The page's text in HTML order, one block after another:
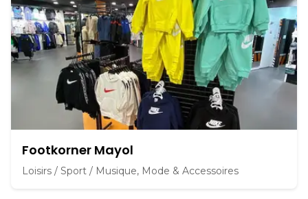
Footkorner Mayol
Loisirs / Sport / Musique, Mode & Accessoires